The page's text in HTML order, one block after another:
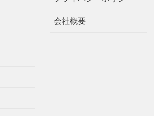
会社概要